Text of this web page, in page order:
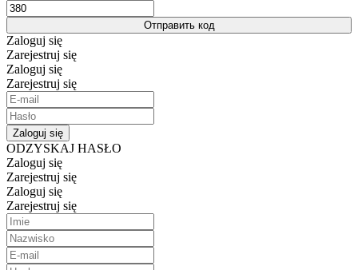
Отправить код
Zaloguj się
Zarejestruj się
Zaloguj się
Zarejestruj się
Zaloguj się
ODZYSKAJ HASŁO
Zaloguj się
Zarejestruj się
Zaloguj się
Zarejestruj się